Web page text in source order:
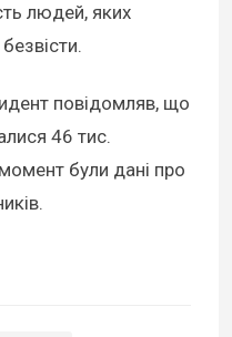
людей, яких
повідомляв, що
46 тис.
були дані про